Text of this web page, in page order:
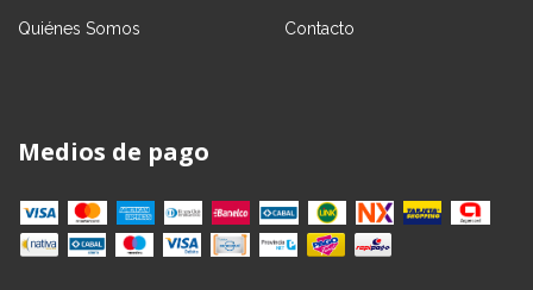
Quiénes Somos Contacto
Medios de pago